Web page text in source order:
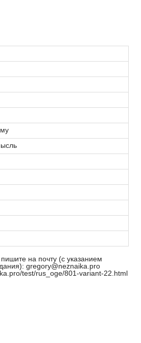
на почту (с указанием
gregory@neznaika.pro
test/rus_oge/801-variant-22.html